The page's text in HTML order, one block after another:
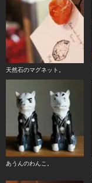
天然石のマグネット。
あうんのわんこ。